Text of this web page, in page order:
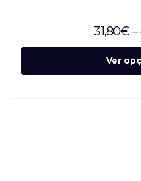
31,80€ –
Ver